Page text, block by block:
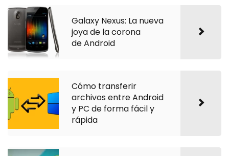
Galaxy Nexus: La nueva
joya de la corona
de Android
Cómo transferir
archivos entre Android
y PC de forma fácil y
rápida